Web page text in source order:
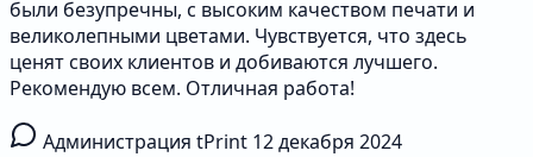
были безупречны, с высоким качеством печати и
великолепными цветами. Чувствуется, что здесь
ценят своих клиентов и добиваются лучшего.
Рекомендую всем. Отличная работа!
Администрация tPrint 12 декабря 2024